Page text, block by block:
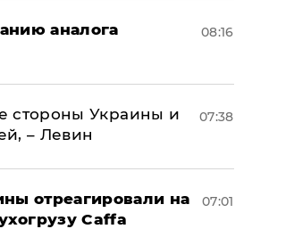
аналога
08:16
стороны Украины и
– Левин
07:38
отреагировали на
Caffa
07:01